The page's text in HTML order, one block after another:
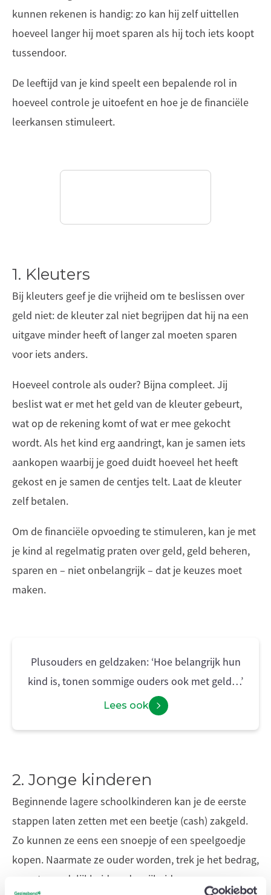
kunnen rekenen is handig: zo kan hij zelf uittellen
hoeveel langer hij moet sparen als hij toch iets koopt
tussendoor.
De leeftijd van je kind speelt een bepalende rol in
hoeveel controle je uitoefent en hoe je de financiële
leerkansen stimuleert.
1. Kleuters
Bij kleuters geef je die vrijheid om te beslissen over
geld niet: de kleuter zal niet begrijpen dat hij na een
uitgave minder heeft of langer zal moeten sparen
voor iets anders.
Hoeveel controle als ouder? Bijna compleet. Jij
beslist wat er met het geld van de kleuter gebeurt,
wat op de rekening komt of wat er mee gekocht
wordt. Als het kind erg aandringt, kan je samen iets
aankopen waarbij je goed duidt hoeveel het heeft
gekost en je samen de centjes telt. Laat de kleuter
zelf betalen.
Om de financiële opvoeding te stimuleren, kan je met
je kind al regelmatig praten over geld, geld beheren,
sparen en – niet onbelangrijk – dat je keuzes moet
maken.
Plusouders en geldzaken: ‘Hoe belangrijk hun
kind is, tonen sommige ouders ook met geld…’
Lees ook
2. Jonge kinderen
Beginnende lagere schoolkinderen kan je de eerste
stappen laten zetten met een beetje (cash) zakgeld.
Zo kunnen ze eens een snoepje of een speelgoedje
kopen. Naarmate ze ouder worden, trek je het bedrag,
verantwoordelijkheid en de vrijheid op.